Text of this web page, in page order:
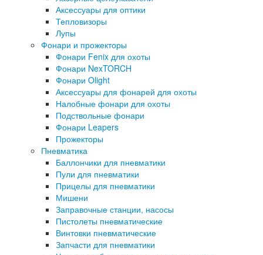
Аксессуары для оптики
Тепловизоры
Лупы
Фонари и прожекторы
Фонари Fenix для охоты
Фонари NexTORCH
Фонари Olight
Аксессуары для фонарей для охоты
Налобные фонари для охоты
Подствольные фонари
Фонари Leapers
Прожекторы
Пневматика
Баллончики для пневматики
Пули для пневматики
Прицелы для пневматики
Мишени
Заправочные станции, насосы
Пистолеты пневматические
Винтовки пневматические
Запчасти для пневматики